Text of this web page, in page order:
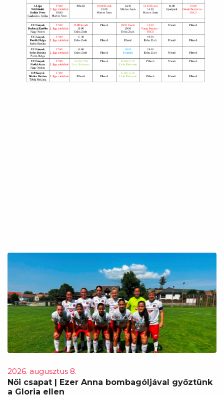
2026. augusztus 8.
Női csapat | Ezer Anna bombagóljával győztünk
a Gloria ellen